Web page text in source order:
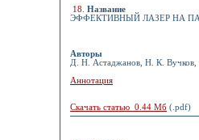
18
Название
ЭФФЕКТИВНЫЙ ЛАЗЕР НА
Авторы
Д. Н. Астаджанов, Н. К.
Аннотация
Скачать статью 0.44 Мб (.pdf)